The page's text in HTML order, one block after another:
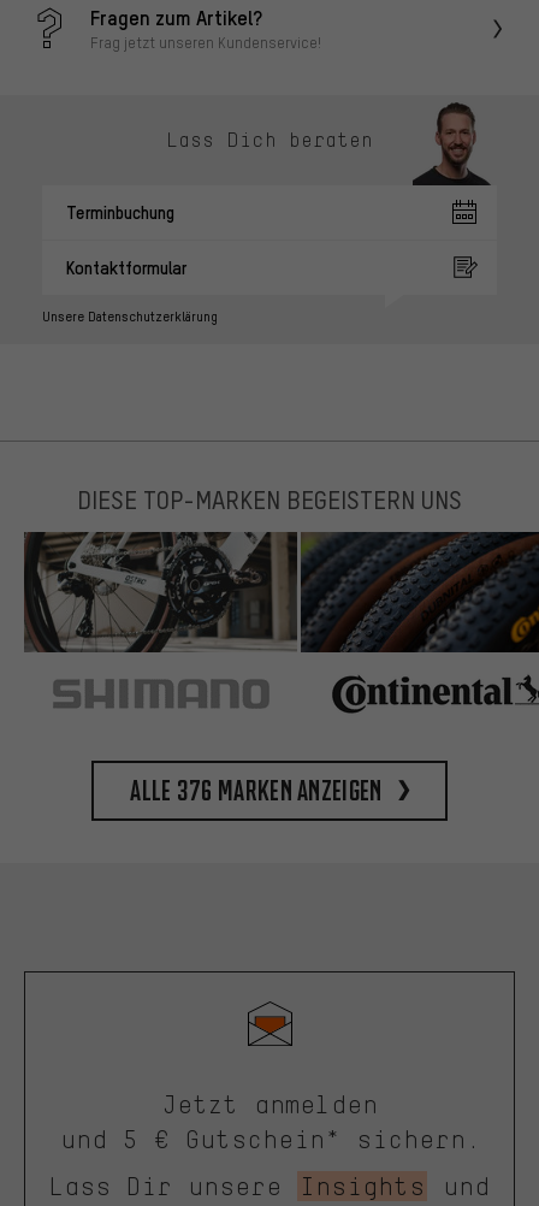
Fragen zum Artikel?
Frag jetzt unseren Kundenservice!
Lass Dich beraten
Terminbuchung
Kontaktformular
Unsere Datenschutzerklärung
DIESE TOP-MARKEN BEGEISTERN UNS
Alle 376 Marken anzeigen
Jetzt anmelden
und 5 € Gutschein* sichern.
Lass Dir unsere
Insights und